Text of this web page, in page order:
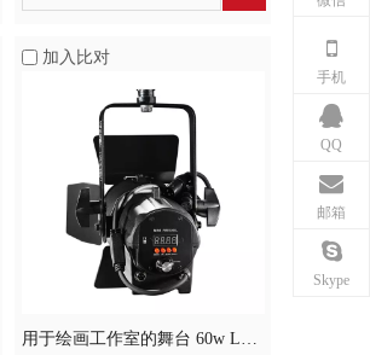
加入比对
用于绘画工作室的舞台 60w Led
手机
QQ
邮箱
Skype